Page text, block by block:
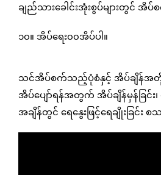
ချည်သားခေါင်းအုံးစွပ်များတွင်
၁၀။ အိပ်ရေး၀၀အိပ်ပါ။
သင်အိပ်စက်သည့်ပုံစံနှင့် အိပ်ချိန်အတို
အိပ်ပျော်ရန်အတွက် အိပ်ချိန်မှန်ခြင်း
အချိန်တွင် ရေနွေးဖြင့်ရေချိုးခြင်